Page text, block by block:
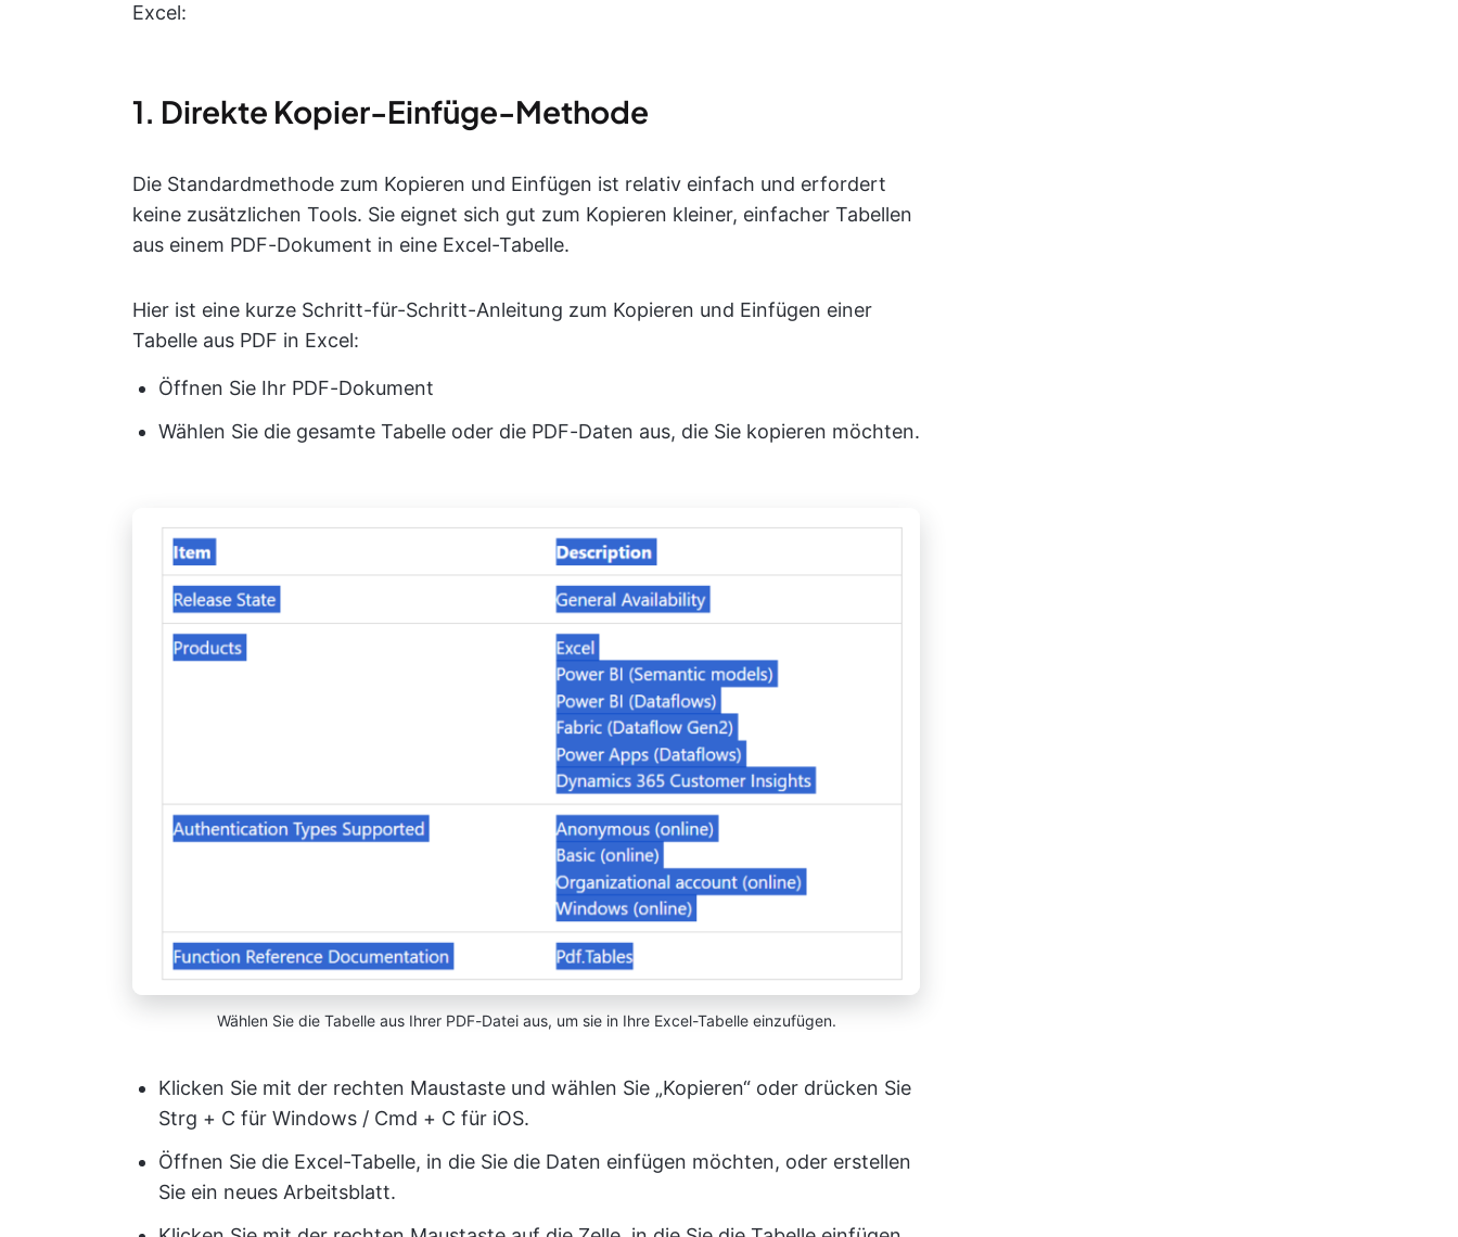
Excel:
1. Direkte Kopier-Einfüge-Methode
Die Standardmethode zum Kopieren und Einfügen ist relativ einfach und erfordert
keine zusätzlichen Tools. Sie eignet sich gut zum Kopieren kleiner, einfacher Tabellen
aus einem PDF-Dokument in eine Excel-Tabelle.
Hier ist eine kurze Schritt-für-Schritt-Anleitung zum Kopieren und Einfügen einer
Tabelle aus PDF in Excel:
Öffnen Sie Ihr PDF-Dokument
Wählen Sie die gesamte Tabelle oder die PDF-Daten aus, die Sie kopieren möchten.
Wählen Sie die Tabelle aus Ihrer PDF-Datei aus, um sie in Ihre Excel-Tabelle einzufügen.
Klicken Sie mit der rechten Maustaste und wählen Sie „Kopieren“ oder drücken Sie
Strg + C für Windows / Cmd + C für iOS.
Öffnen Sie die Excel-Tabelle, in die Sie die Daten einfügen möchten, oder erstellen
Sie ein neues Arbeitsblatt.